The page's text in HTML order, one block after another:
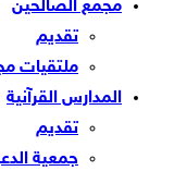
مجمع الصالحين
تقديم
ملتقيات
المدارس القرآنية
تقديم
جمعية